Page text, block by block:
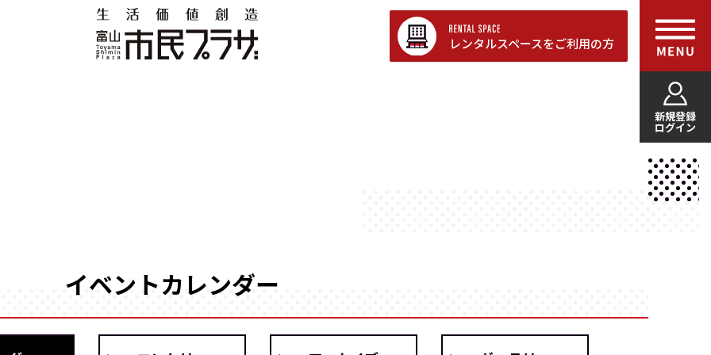
新規登録
ログイン
レンタルスペースをご利用の方
イベントカレンダー